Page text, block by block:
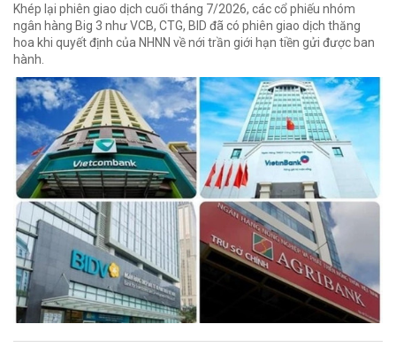
Khép lại phiên giao dịch cuối tháng 7/2026, các cổ phiếu nhóm
ngân hàng Big 3 như VCB, CTG, BID đã có phiên giao dịch thăng
hoa khi quyết định của NHNN về nới trần giới hạn tiền gửi được ban
hành.